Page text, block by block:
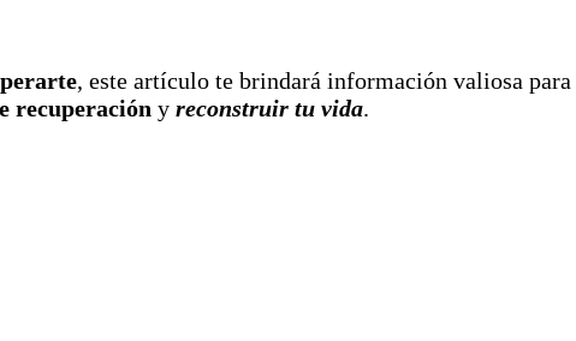
, este artículo te brindará información valiosa para
recuperación y reconstruir tu vida.